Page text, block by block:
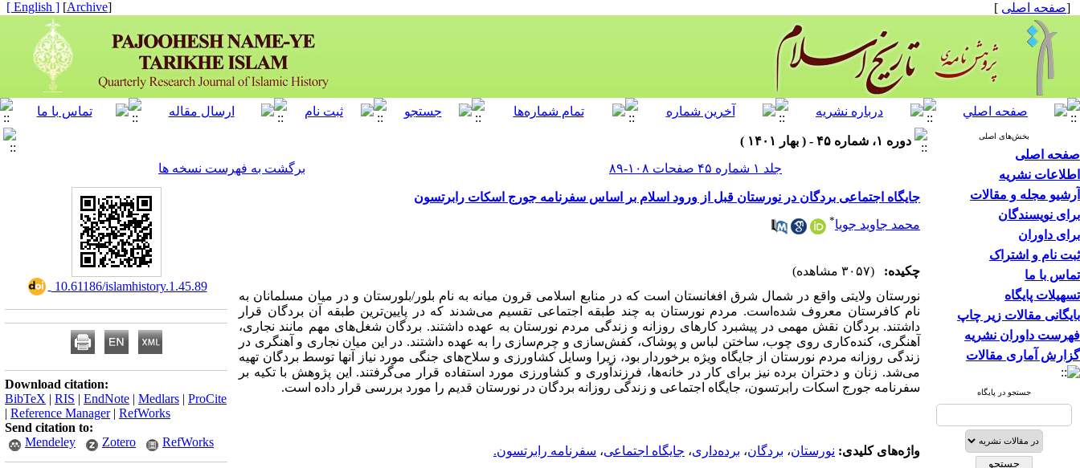
[صفحه اصلی ]
[
Archive
]
[ English ]
بخش‌های اصلی
صفحه اصلی
اطلاعات نشریه
آرشیو مجله و مقالات
برای نویسندگان
برای داوران
ثبت نام و اشتراک
تماس با ما
تسهیلات پایگاه
بایگانی مقالات زیر چاپ
فهرست داوران نشریه
گزارش آماری مقالات
جستجو در پایگاه
دوره ۱، شماره ۴۵ - ( بهار ۱۴۰۱ )
جلد ۱ شماره ۴۵ صفحات ۱۰۸-۸۹
برگشت به فهرست نسخه ها
جایگاه اجتماعی بردگان در نورستان قبل از ورود اسلام بر اساس سفرنامه جورج اسکات رابرتسون
محمد جاوید جویا*
چکیده:
(۳۰۵۷ مشاهده)
نورستان ولایتی واقع در شمال شرق افغانستان است که در منابع اسلامی قرون میانه به نام بلور/بلورستان و در میان مسلمانان به
نام کافرستان معروف شده‌است. مردم نورستان به چند طبقه اجتماعی تقسیم می‌شدند که در پایین‌ترین طبقه آن بردگان قرار
داشتند. بردگان نقش مهمی در پیشبرد کارهای روزانه و زندگی مردم نورستان به عهده داشتند. بردگان شغل‌های مهم مانند نجاری،
آهنگری، کنده‌کاری روی چوب، ساختن لباس و پوشاک، کفش‌سازی و چرم‌سازی را به عهده داشتند. در این میان نجاری و آهنگری در
زندگی روزانه مردم نورستان از جایگاه ویژه برخوردار بود، زیرا وسایل کشاورزی و سلاح‌های جنگی مورد نیاز آنها توسط بردگان تهیه
می‌شد. زنان و دختران برده نیز برای کار در خانه‌ها، فرزندآوری و کشاورزی مورد استفاده قرار می‌گرفتند. این پژوهش با تکیه بر
سفرنامه جورج اسکات رابرتسون، جایگاه اجتماعی و زندگی روزانه بردگان در نورستان قدیم را مورد بررسی قرار داده است.
واژه‌های کلیدی: نورستان، بردگان، برده‌داری، جایگاه اجتماعی، سفرنامه رابرتسون.
‎ 10.61186/islamhistory.1.45.89
Download citation:
BibTeX | RIS | EndNote | Medlars | ProCite
| Reference Manager| RefWorks
Send citation to:
Mendeley
Zotero RefWorks